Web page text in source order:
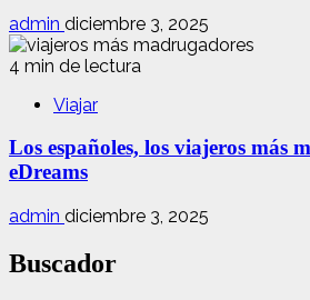
admin diciembre 3, 2025
4 min de lectura
Viajar
Los españoles, los viajeros más
eDreams
admin diciembre 3, 2025
Buscador